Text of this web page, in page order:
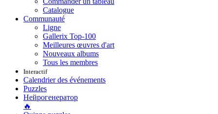
Catalogue
Communauté
Ligne
Gallerix Top-100
Meilleures œuvres d'art
Nouveaux albums
Tous les membres
Interactif
Calendrier des événements
Puzzles
Нейрогенератор
🔥